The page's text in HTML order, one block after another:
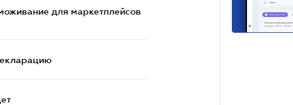
для маркетплейсов